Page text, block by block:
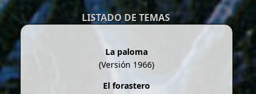
LISTADO DE TEMAS
La paloma
(Versión 1966)
El forastero